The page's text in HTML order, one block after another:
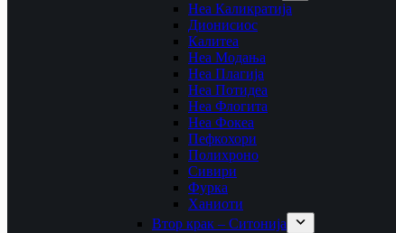
Неа Каликратија
Дионисиос
Калитеа
Неа Модања
Неа Плагија
Неа Потидеа
Неа Флогита
Неа Фокеа
Пефкохори
Полихроно
Сивири
Фурка
Ханиоти
Втор крак – Ситонија